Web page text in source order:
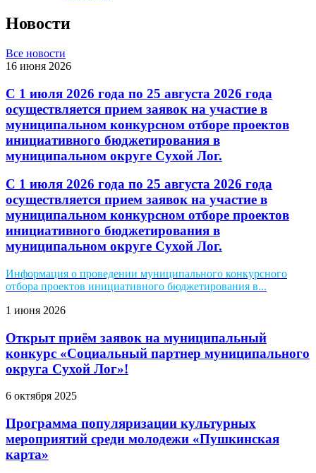
Новости
Все новости
16 июня 2026
С 1 июля 2026 года по 25 августа 2026 года
осуществляется прием заявок на участие в
муниципальном конкурсном отборе проектов
инициативного бюджетирования в
муниципальном округе Сухой Лог.
С 1 июля 2026 года по 25 августа 2026 года
осуществляется прием заявок на участие в
муниципальном конкурсном отборе проектов
инициативного бюджетирования в
муниципальном округе Сухой Лог.
Информация о проведении муниципального конкурсного
отбора проектов инициативного бюджетирования в...
1 июня 2026
Открыт приём заявок на муниципальный
конкурс «Социальный партнер муниципального
округа Сухой Лог»!
6 октября 2025
Программа популяризации культурных
мероприятий среди молодежи «Пушкинская
карта»